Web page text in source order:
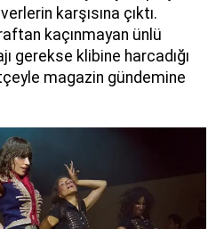
karşısına çıktı.
kaçınmayan ünlü
gerekse klibine harcadığı
magazin gündemine